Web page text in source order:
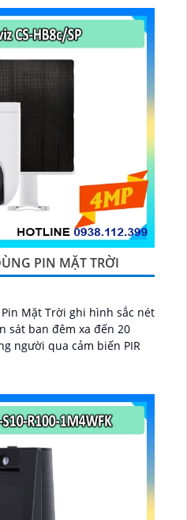
PIN MẶT TRỜI
Pin Mặt Trời ghi hình sắc nét
sát ban đêm xa đến 20